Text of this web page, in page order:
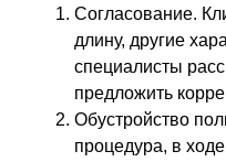
Согласование.
длину, другие
специалисты
предложить
Обустройство
процедура, в